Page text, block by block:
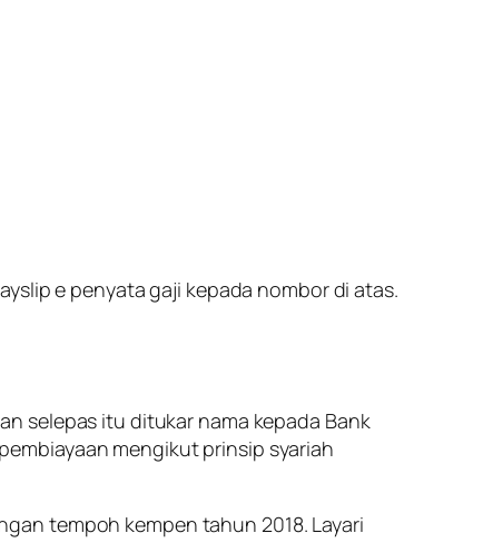
e penyata gaji kepada nombor di atas.
selepas itu ditukar nama kepada Bank
mengikut prinsip syariah
tempoh kempen tahun 2018. Layari